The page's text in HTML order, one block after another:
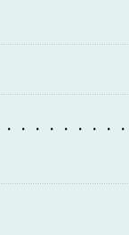
・・・・・・・